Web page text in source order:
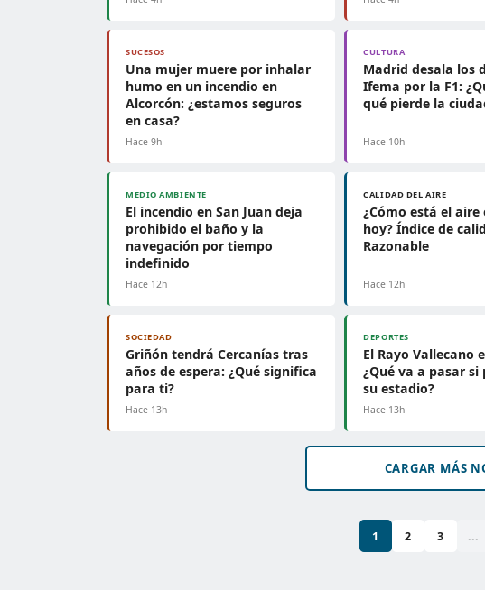
SUCESOS
Una mujer muere por inhalar
humo en un incendio en
Alcorcón: ¿estamos seguros
en casa?
Hace 9h
CULTURA
Madrid desala los
Ifema por la F1:
qué pierde la
Hace 10h
MEDIO AMBIENTE
El incendio en San Juan deja
prohibido el baño y la
navegación por tiempo
indefinido
Hace 12h
CALIDAD DEL AIRE
¿Cómo está el aire
hoy? Índice de
Razonable
Hace 12h
SOCIEDAD
Griñón tendrá Cercanías tras
años de espera: ¿Qué significa
para ti?
Hace 13h
DEPORTES
El Rayo Vallecano
¿Qué va a pasar
su estadio?
Hace 13h
CARGAR MÁS
1 2 3 ...